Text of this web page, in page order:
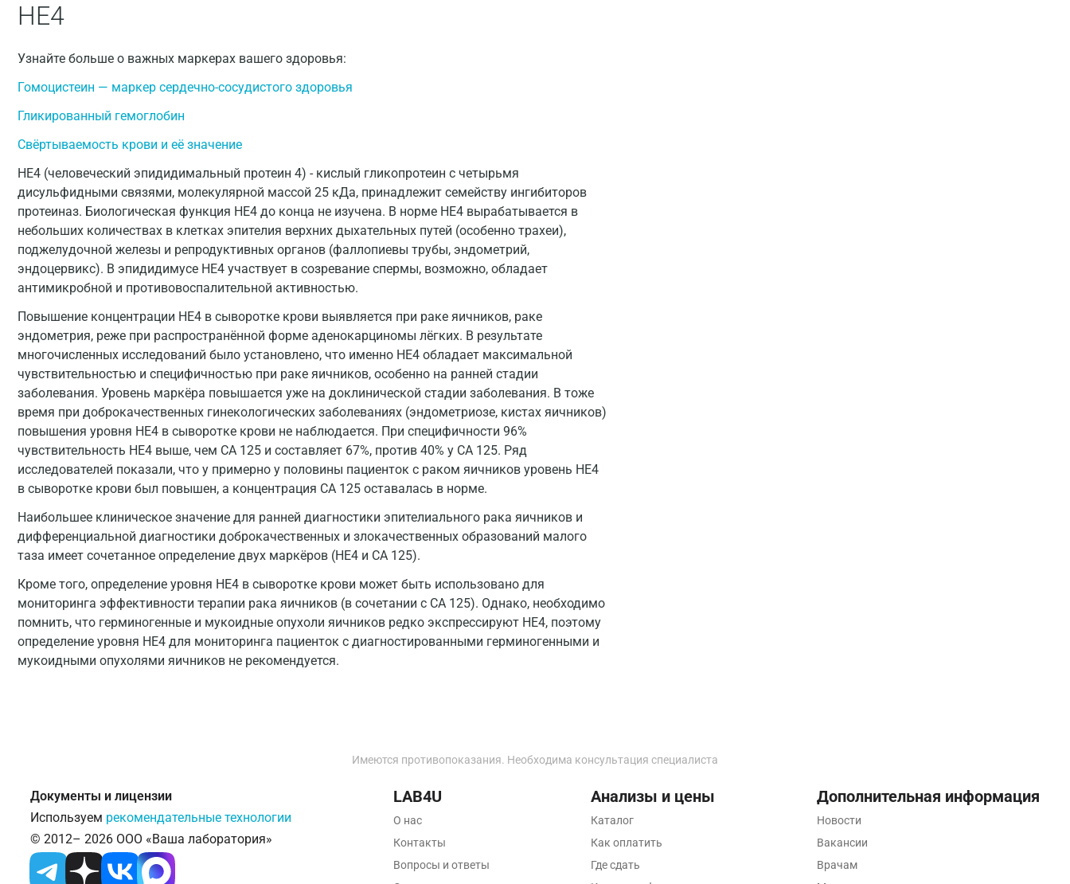
HE4
Узнайте больше о важных маркерах вашего здоровья:
Гомоцистеин — маркер сердечно-сосудистого здоровья
Гликированный гемоглобин
Свёртываемость крови и её значение
HE4 (человеческий эпидидимальный протеин 4) - кислый гликопротеин с четырьмя
дисульфидными связями, молекулярной массой 25 кДа, принадлежит семейству ингибиторов
протеиназ. Биологическая функция HE4 до конца не изучена. В норме HE4 вырабатывается в
небольших количествах в клетках эпителия верхних дыхательных путей (особенно трахеи),
поджелудочной железы и репродуктивных органов (фаллопиевы трубы, эндометрий,
эндоцервикс). В эпидидимусе HE4 участвует в созревание спермы, возможно, обладает
антимикробной и противовоспалительной активностью.
Повышение концентрации HE4 в сыворотке крови выявляется при раке яичников, раке
эндометрия, реже при распространённой форме аденокарциномы лёгких. В результате
многочисленных исследований было установлено, что именно HE4 обладает максимальной
чувствительностью и специфичностью при раке яичников, особенно на ранней стадии
заболевания. Уровень маркёра повышается уже на доклинической стадии заболевания. В тоже
время при доброкачественных гинекологических заболеваниях (эндометриозе, кистах яичников)
повышения уровня НЕ4 в сыворотке крови не наблюдается. При специфичности 96%
чувствительность НЕ4 выше, чем CA 125 и составляет 67%, против 40% у CA 125. Ряд
исследователей показали, что у примерно у половины пациенток c раком яичников уровень HE4
в сыворотке крови был повышен, а концентрация CA 125 оставалась в норме.
Наибольшее клиническое значение для ранней диагностики эпителиального рака яичников и
дифференциальной диагностики доброкачественных и злокачественных образований малого
таза имеет сочетанное определение двух маркёров (HE4 и CA 125).
Кроме того, определение уровня HE4 в сыворотке крови может быть использовано для
мониторинга эффективности терапии рака яичников (в сочетании с CA 125). Однако, необходимо
помнить, что герминогенные и мукоидные опухоли яичников редко экспрессируют HE4, поэтому
определение уровня HE4 для мониторинга пациенток с диагностированными герминогенными и
мукоидными опухолями яичников не рекомендуется.
Дзержинский
Дмитров
Долгопрудный
Домодедово
Жуковский
Звенигород
Зеленоград
Иваново
Ивантеевка
Ижевск
Истра
Йошкар-Ола
Калининград
Калуга
Кемерово
Кострома
Котельники
Красногорск
Краснодар
Имеются противопоказания. Необходима консультация специалиста
Документы и лицензии
Используем рекомендательные технологии
© 2012– 2026 ООО «Ваша лаборатория»
LAB4U
О нас
Контакты
Вопросы и ответы
Анализы и цены
Каталог
Как оплатить
Где сдать
Дополнительная информация
Новости
Вакансии
Врачам